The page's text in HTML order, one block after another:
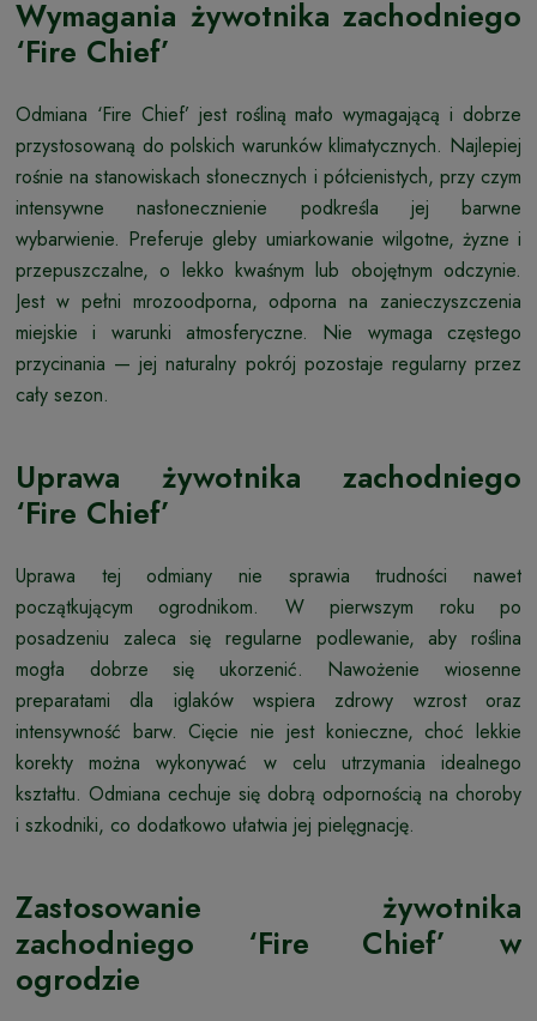
Wymagania żywotnika zachodniego
‘Fire Chief’
Odmiana ‘Fire Chief’ jest rośliną mało wymagającą i dobrze
przystosowaną do polskich warunków klimatycznych. Najlepiej
rośnie na stanowiskach słonecznych i półcienistych, przy czym
intensywne nasłonecznienie podkreśla jej barwne
wybarwienie. Preferuje gleby umiarkowanie wilgotne, żyzne i
przepuszczalne, o lekko kwaśnym lub obojętnym odczynie.
Jest w pełni mrozoodporna, odporna na zanieczyszczenia
miejskie i warunki atmosferyczne. Nie wymaga częstego
przycinania — jej naturalny pokrój pozostaje regularny przez
cały sezon.
Uprawa żywotnika zachodniego
‘Fire Chief’
Uprawa tej odmiany nie sprawia trudności nawet
początkującym ogrodnikom. W pierwszym roku po
posadzeniu zaleca się regularne podlewanie, aby roślina
mogła dobrze się ukorzenić. Nawożenie wiosenne
preparatami dla iglaków wspiera zdrowy wzrost oraz
intensywność barw. Cięcie nie jest konieczne, choć lekkie
korekty można wykonywać w celu utrzymania idealnego
kształtu. Odmiana cechuje się dobrą odpornością na choroby
i szkodniki, co dodatkowo ułatwia jej pielęgnację.
Zastosowanie żywotnika
zachodniego ‘Fire Chief’ w
ogrodzie